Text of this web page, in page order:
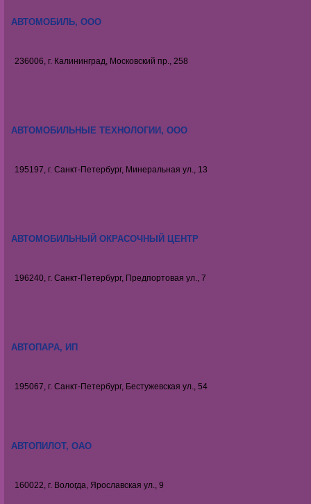
АВТОМОБИЛЬ, ООО
236006, г. Калининград, Московский пр., 258
АВТОМОБИЛЬНЫЕ ТЕХНОЛОГИИ, ООО
195197, г. Санкт-Петербург, Минеральная ул., 13
АВТОМОБИЛЬНЫЙ ОКРАСОЧНЫЙ ЦЕНТР
196240, г. Санкт-Петербург, Предпортовая ул., 7
АВТОПАРА, ИП
195067, г. Санкт-Петербург, Бестужевская ул., 54
АВТОПИЛОТ, ОАО
160022, г. Вологда, Ярославская ул., 9